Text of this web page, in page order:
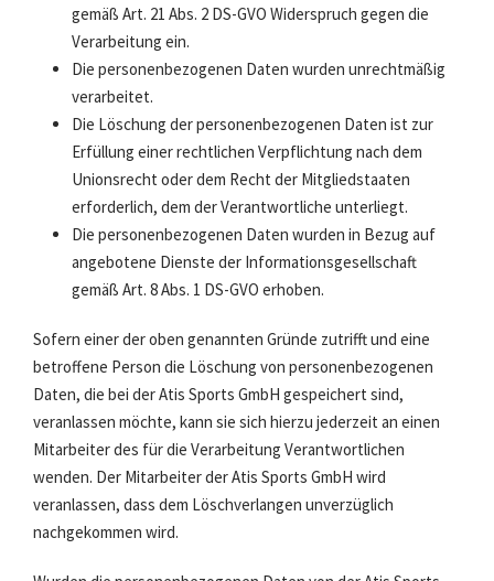
gemäß Art. 21 Abs. 2 DS-GVO Widerspruch gegen die
Verarbeitung ein.
Die personenbezogenen Daten wurden unrechtmäßig
verarbeitet.
Die Löschung der personenbezogenen Daten ist zur
Erfüllung einer rechtlichen Verpflichtung nach dem
Unionsrecht oder dem Recht der Mitgliedstaaten
erforderlich, dem der Verantwortliche unterliegt.
Die personenbezogenen Daten wurden in Bezug auf
angebotene Dienste der Informationsgesellschaft
gemäß Art. 8 Abs. 1 DS-GVO erhoben.
Sofern einer der oben genannten Gründe zutrifft und eine
betroffene Person die Löschung von personenbezogenen
Daten, die bei der Atis Sports GmbH gespeichert sind,
veranlassen möchte, kann sie sich hierzu jederzeit an einen
Mitarbeiter des für die Verarbeitung Verantwortlichen
wenden. Der Mitarbeiter der Atis Sports GmbH wird
veranlassen, dass dem Löschverlangen unverzüglich
nachgekommen wird.